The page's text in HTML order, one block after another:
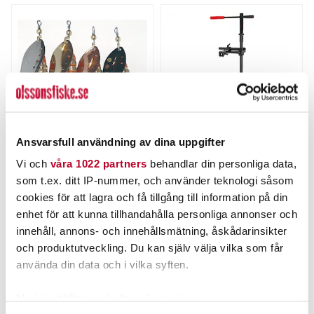
Ansvarsfull användning av dina uppgifter
Vi och våra 1022 partners behandlar din personliga data,
som t.ex. ditt IP-nummer, och använder teknologi såsom
cookies för att lagra och få tillgång till information på din
enhet för att kunna tillhandahålla personliga annonser och
innehåll, annons- och innehållsmätning, åskådarinsikter
och produktutveckling. Du kan själv välja vilka som får
använda din data och i vilka syften.
TONI spinnare 18g
Nuvarande pris:
70,00 krTidigare pris:
70,00 kr
89,00 kr
LÄS MER
Patriot LiveFix 360 (#9).
Nuvarande pris:
2 195,00 kr Tidigare pris:
2 383,00 kr
2 195,00 kr
2 383,00 kr
FLER ÄN 6 ST KVAR